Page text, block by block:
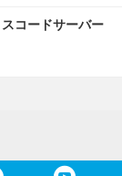
コードサーバー